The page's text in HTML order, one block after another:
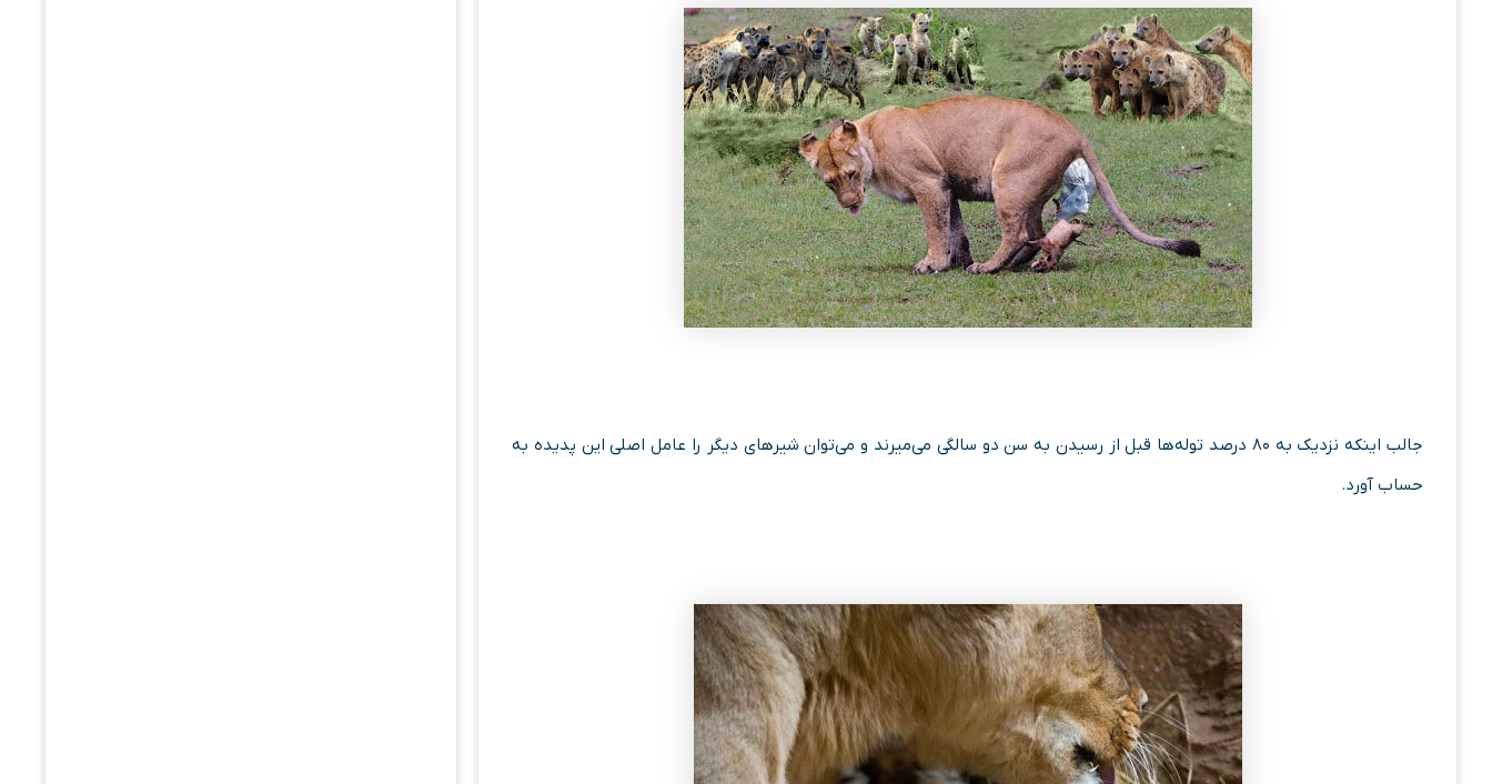
جالب اینکه نزدیک به ۸۰ درصد توله‌­ها قبل از رسیدن به سن دو سالگی می­‌میرند و می‌­توان شیرهای دیگر را عامل اصلی این پدیده به
حساب آورد.